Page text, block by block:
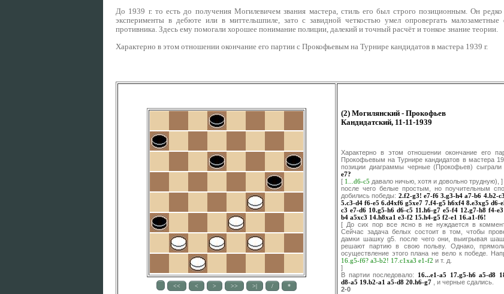
До 1939 г. то есть до получения Могилевичем звания мастера, стиль его был строго позиционным. Он
эксперименты в дебюте или в миттельшпиле, зато с завидной четкостью умел опровергать малозаметные
противника. Здесь ему помогали хорошее понимание полиции, далекий и точный расчёт и тонкое знание теории.
Характерно в этом отношении окончание его партии с Прокофьевым на Турнире кандидатов в мастера 1939 г.
(2) Могилянский - Прокофьев
Кандидатский, 11-11-1939
Характерно в этом отношении окончание его
Прокофьевым на Турнире кандидатов в мастера
позиции диаграммы черные (Прокофьев) сыграли
e7?
[ 1...d6-c5 давало ничью, хотя и довольно трудную), ]
nocлe чего белые простым, но noучительным
добились победы: 2.f2-g3! e7-f6 3.g3-h4 a7-b6 4.b2-c3
5.c3-d4 f6-e5 6.d4xf6 g5xe7 7.f4-g5 h6xf4 8.e3xg5 d6-
c3 e7-d6 10.g5-h6 d6-c5 11.h6-g7 e5-f4 12.g7-h8 f4-e3
b4 a5xc3 14.h8xa1 e3-f2 15.h4-g5 f2-e1 16.a1-f6!
[ До сих пор все ясно в не нуждается в
Сейчас задача белых состоит в том, чтобы
дамки шашку g5. noслe чего они, выигрывая
решают партию в свою польву. Однако,
осуществление этого плана не вело к победе.
16.g5-f6? a3-b2! 17.c1xa3 e1-f2 и т. д.
]
В партии последовало: 16...e1-a5 17.g5-h6 a5-d8
d8-a5 19.b2-a1 a5-d8 20.h6-g7 , и черные сдались.
2-0